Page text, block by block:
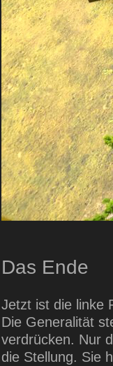
Das Ende
Jetzt ist die linke
Die Generalität
verdrücken. Nur
die Stellung. Sie